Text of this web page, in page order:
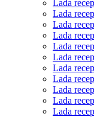
Lada
Lada
Lada
Lada
Lada
Lada
Lada
Lada
Lada
Lada
Lada